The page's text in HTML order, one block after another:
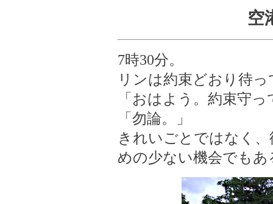
空
7時30分。
リンは約束どおり待
「おはよう。約束守
「勿論。」
きれいごとではなく
めの少ない機会でもあ